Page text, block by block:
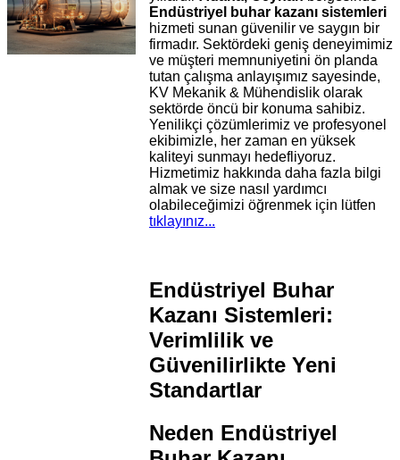
Endüstriyel buhar kazanı sistemleri
hizmeti sunan güvenilir ve saygın bir
firmadır. Sektördeki geniş deneyimimiz
ve müşteri memnuniyetini ön planda
tutan çalışma anlayışımız sayesinde,
KV Mekanik & Mühendislik olarak
sektörde öncü bir konuma sahibiz.
Yenilikçi çözümlerimiz ve profesyonel
ekibimizle, her zaman en yüksek
kaliteyi sunmayı hedefliyoruz.
Hizmetimiz hakkında daha fazla bilgi
almak ve size nasıl yardımcı
olabileceğimizi öğrenmek için lütfen
tıklayınız...
Endüstriyel Buhar
Kazanı Sistemleri:
Verimlilik ve
Güvenilirlikte Yeni
Standartlar
Neden Endüstriyel